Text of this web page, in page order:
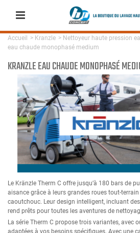
Accueil > Kranzle > Nettoyeur haute pression
eau chaude monophasé medium
KRANZLE EAU CHAUDE MONOPHASÉ
Le Kränzle Therm C offre jusqu’à 180 bars de
aisance grâce à leurs grandes roues tout-
caoutchouc. Leur design intelligent, incluant
rend prêts pour toutes les aventures de
La série Therm C propose trois variantes, avec
adaptées à vos besoins spécifiques. Avec une